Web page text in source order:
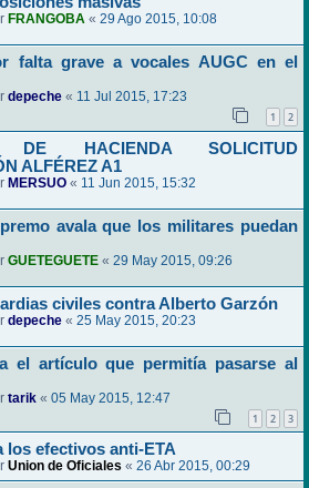
FRANGOBA « 29 Ago 2015, 10:08
falta grave a vocales AUGC en el
depeche « 11 Jul 2015, 17:23
1 2
DE HACIENDA SOLICITUD
ALFÉREZ A1
MERSUO « 11 Jun 2015, 15:32
avala que los militares puedan
GUETEGUETE « 29 May 2015, 09:26
civiles contra Alberto Garzón
depeche « 25 May 2015, 20:23
el artículo que permitía pasarse al
tarik « 05 May 2015, 12:47
1 2 3
los efectivos anti-ETA
Union de Oficiales « 26 Abr 2015, 00:29